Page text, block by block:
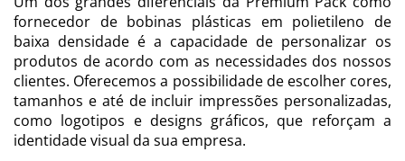
fornecedor de bobinas plásticas em polietileno de
baixa densidade é a capacidade de personalizar os
produtos de acordo com as necessidades dos nossos
clientes. Oferecemos a possibilidade de escolher cores,
tamanhos e até de incluir impressões personalizadas,
como logotipos e designs gráficos, que reforçam a
identidade visual da sua empresa.